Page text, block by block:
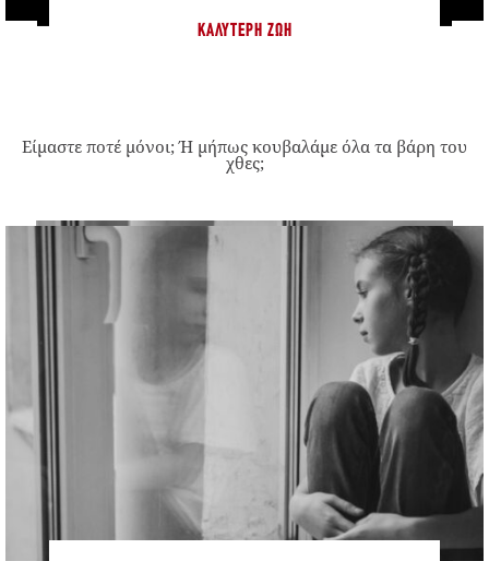
ΚΑΛΎΤΕΡΗ ΖΩΉ
Είμαστε ποτέ μόνοι; Ή μήπως κουβαλάμε όλα τα βάρη του
χθες;